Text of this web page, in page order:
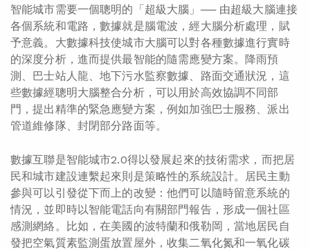
智能城市需要一個聰明的「超級大腦」── 由超級大腦連接
各個系統和電路，數據就是腦電波，經大腦分析處理，賦
予意義。大數據科技使城市大腦可以對各種數據進行實時
的深度分析，進而提供最智能的隨需應變方案。降雨預
測、巴士站人龍、地下污水監察數據、路面交通狀況，這
些數據經聰明大腦整合分析，可以用於高效協調不同部
門，提出精準的緊急應變方案，例如加強巴士服務、派出
管道維修隊、封閉部分路面等。
數據互聯是智能城市2.0得以發展起來的技術需求，而把居
民和城市建設連繫起來則是策略性的系統設計。居民主動
參與可以引發從下而上的改變：他們可以隨時留意系統的
情況，並即時以智能電話向有關部門報告，形成一個社區
感測網絡。比如，在美國的波特蘭和俄勒岡，當地居民自
發把空氣質素監測蛋放置屋外，收集二氧化氮和一氧化碳